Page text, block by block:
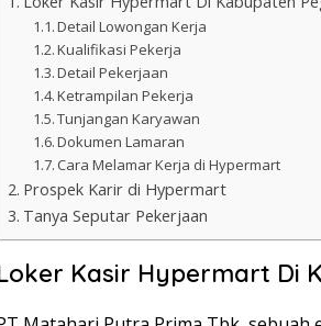
Detail Lowongan Kerja
Kualifikasi Pekerja
Detail Pekerjaan
Ketrampilan Pekerja
Tunjangan Karyawan
Dokumen Lamaran
Cara Melamar Kerja di Hypermart
Prospek Karir di Hypermart
Tanya Seputar Pekerjaan
Kasir Hypermart Di